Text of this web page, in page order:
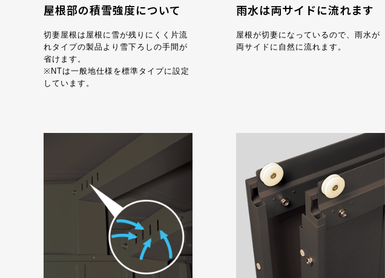
屋根部の積雪強度について
切妻屋根は屋根に雪が残りにくく片流
れタイプの製品より雪下ろしの手間が
省けます。
※NTは一般地仕様を標準タイプに設定
しています。
雨水は両サイドに流れます
屋根が切妻になっているので、雨水が
両サイドに自然に流れます。